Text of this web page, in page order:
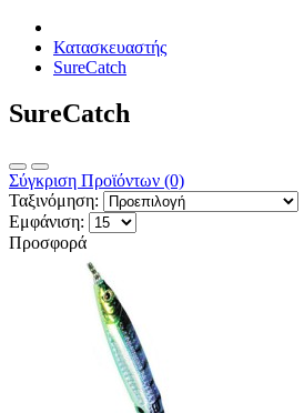
Κατασκευαστής
SureCatch
SureCatch
Σύγκριση Προϊόντων (0)
Ταξινόμηση:
Εμφάνιση:
Προσφορά